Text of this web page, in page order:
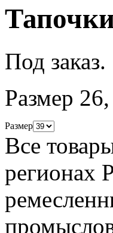
Под заказ.
Размер
Размер
Все
регионах